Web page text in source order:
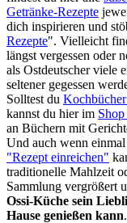
Getränke-Rezepte
dich inspirieren und
Rezepte". Vielleicht
längst vergessen oder
als Ostdeutscher viele
seltener gegessen
Solltest du
kannst du hier im
an Büchern mit
Und auch wenn
"Rezept einreichen"
traditionelle Mahlzeit
Sammlung vergrößert
Ossi-Küche sein
Hause genießen kann.